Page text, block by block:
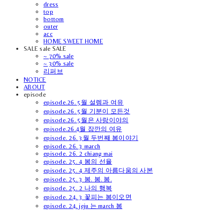
dress
top
bottom
outer
acc
HOME SWEET HOME
SALE sale SALE
~ 70% sale
~ 30% sale
리퍼브
NOTICE
ABOUT
episode
episode.26. 5월 설렘과 여유
episode.26. 5월 기분이 모든것
episode.26. 5월은 사랑이야의
episode.26.4월 잠깐의 여유
episode. 26. 3월 두번째 봄이야기
episode. 26. 3 march
episode. 26. 2 chiang mai
episode. 25. 4 봄의 선율
episode. 25. 4 제주의 아름다움의 사본
episode. 25. 3 봄. 봄. 봄.
episode. 25. 2 나의 행복
episode. 24. 3 꽃피는 봄이오면
episode. 24. jeju 는 march 봄